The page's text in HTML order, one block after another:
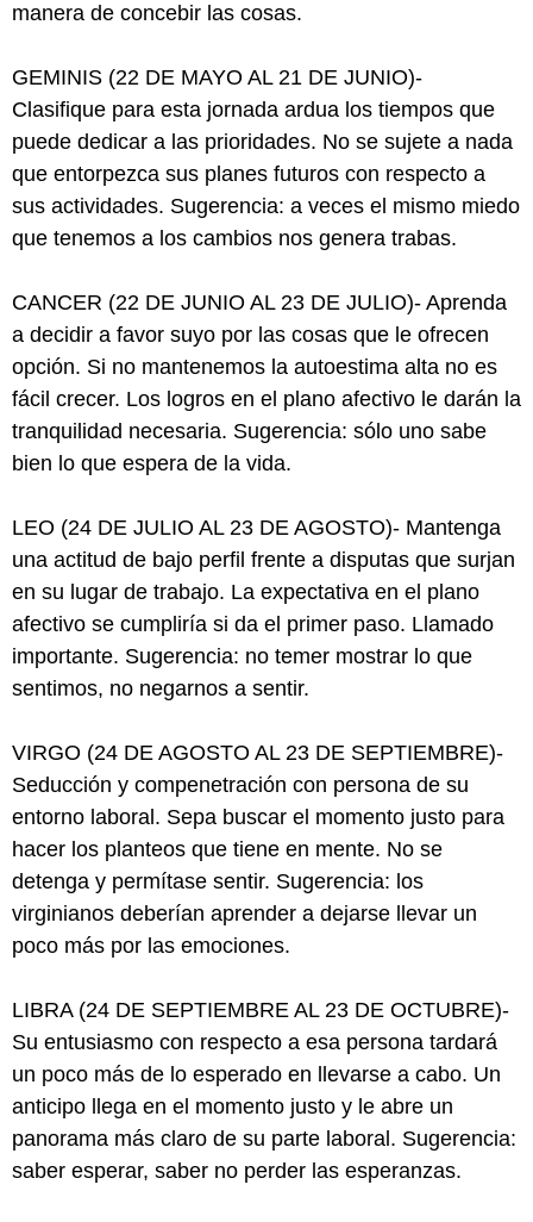
manera de concebir las cosas.
GEMINIS (22 DE MAYO AL 21 DE JUNIO)-
Clasifique para esta jornada ardua los tiempos que
puede dedicar a las prioridades. No se sujete a nada
que entorpezca sus planes futuros con respecto a
sus actividades. Sugerencia: a veces el mismo miedo
que tenemos a los cambios nos genera trabas.
CANCER (22 DE JUNIO AL 23 DE JULIO)- Aprenda
a decidir a favor suyo por las cosas que le ofrecen
opción. Si no mantenemos la autoestima alta no es
fácil crecer. Los logros en el plano afectivo le darán la
tranquilidad necesaria. Sugerencia: sólo uno sabe
bien lo que espera de la vida.
LEO (24 DE JULIO AL 23 DE AGOSTO)- Mantenga
una actitud de bajo perfil frente a disputas que surjan
en su lugar de trabajo. La expectativa en el plano
afectivo se cumpliría si da el primer paso. Llamado
importante. Sugerencia: no temer mostrar lo que
sentimos, no negarnos a sentir.
VIRGO (24 DE AGOSTO AL 23 DE SEPTIEMBRE)-
Seducción y compenetración con persona de su
entorno laboral. Sepa buscar el momento justo para
hacer los planteos que tiene en mente. No se
detenga y permítase sentir. Sugerencia: los
virginianos deberían aprender a dejarse llevar un
poco más por las emociones.
LIBRA (24 DE SEPTIEMBRE AL 23 DE OCTUBRE)-
Su entusiasmo con respecto a esa persona tardará
un poco más de lo esperado en llevarse a cabo. Un
anticipo llega en el momento justo y le abre un
panorama más claro de su parte laboral. Sugerencia:
saber esperar, saber no perder las esperanzas.